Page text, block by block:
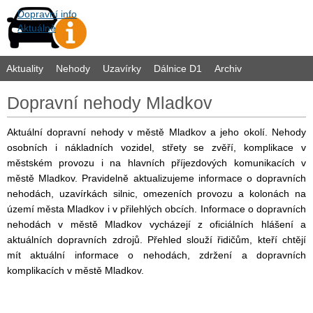
Dopravní info
Aktuálně
Aktuality Nehody Uzavírky Dálnice D1 Archiv
Dopravní nehody Mladkov
Aktuální dopravní nehody v městě Mladkov a jeho okolí. Nehody
osobních i nákladních vozidel, střety se zvěří, komplikace v
městském provozu i na hlavních příjezdových komunikacích v
městě Mladkov. Pravidelně aktualizujeme informace o dopravních
nehodách, uzavírkách silnic, omezeních provozu a kolonách na
území města Mladkov i v přilehlých obcích. Informace o dopravních
nehodách v městě Mladkov vycházejí z oficiálních hlášení a
aktuálních dopravních zdrojů. Přehled slouží řidičům, kteří chtějí
mít aktuální informace o nehodách, zdržení a dopravních
komplikacích v městě Mladkov.